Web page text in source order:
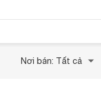
Nơi bán: Tất cả